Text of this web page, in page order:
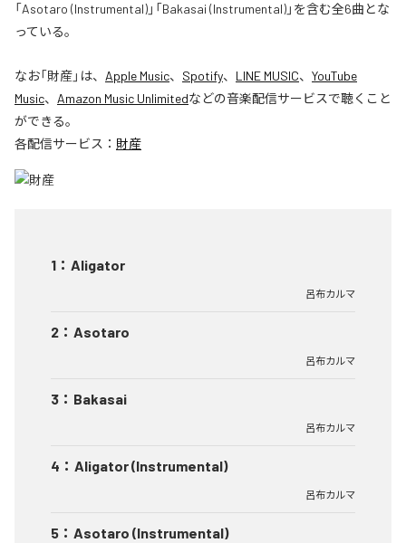
「Asotaro (Instrumental)」「Bakasai (Instrumental)」を含む全6曲とな
っている。
なお「財産」は、 Apple Music、 Spotify、 LINE MUSIC、 YouTube
Music、 Amazon Music Unlimitedなどの音楽配信サービスで聴くこと
ができる。
各配信サービス： 財産
1 ： Aligator
呂布カルマ
2 ： Asotaro
呂布カルマ
3 ： Bakasai
呂布カルマ
4 ： Aligator (Instrumental)
呂布カルマ
5 ： Asotaro (Instrumental)